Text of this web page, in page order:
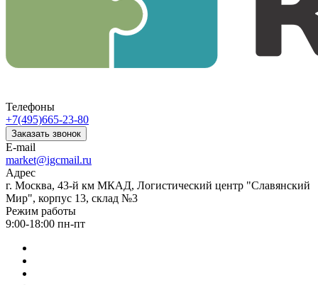
Телефоны
+7(495)665-23-80
Заказать звонок
E-mail
market@igcmail.ru
Адрес
г. Москва, 43-й км МКАД, Логистический центр "Славянский
Мир", корпус 13, склад №3
Режим работы
9:00-18:00 пн-пт